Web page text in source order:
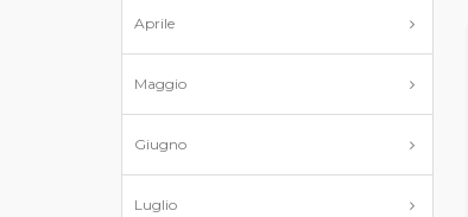
Aprile
Maggio
Giugno
Luglio